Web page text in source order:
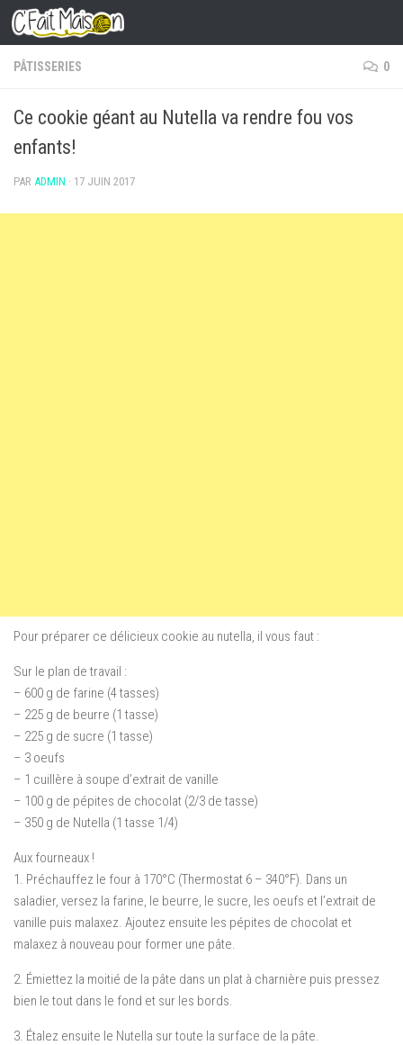
Skip to content
PÂTISSERIES 0
Ce cookie géant au Nutella va rendre fou vos
enfants!
PAR ADMIN · 17 JUIN 2017
Pour préparer ce délicieux cookie au nutella, il vous faut :
Sur le plan de travail :
– 600 g de farine (4 tasses)
– 225 g de beurre (1 tasse)
– 225 g de sucre (1 tasse)
– 3 oeufs
– 1 cuillère à soupe d’extrait de vanille
– 100 g de pépites de chocolat (2/3 de tasse)
– 350 g de Nutella (1 tasse 1/4)
Aux fourneaux !
1. Préchauffez le four à 170°C (Thermostat 6 – 340°F). Dans un
saladier, versez la farine, le beurre, le sucre, les oeufs et l’extrait de
vanille puis malaxez. Ajoutez ensuite les pépites de chocolat et
malaxez à nouveau pour former une pâte.
2. Émiettez la moitié de la pâte dans un plat à charnière puis pressez
bien le tout dans le fond et sur les bords.
3. Étalez ensuite le Nutella sur toute la surface de la pâte.